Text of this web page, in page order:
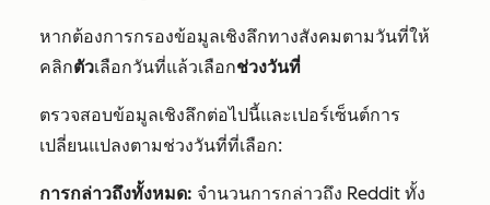
หากต้องการกรองข้อมูลเชิงลึกทางสังคมตามวันที่ให้
คลิกตัวเลือกวันที่แล้วเลือกช่วงวันที่
ตรวจสอบข้อมูลเชิงลึกต่อไปนี้และเปอร์เซ็นต์การ
เปลี่ยนแปลงตามช่วงวันที่ที่เลือก:
การกล่าวถึงทั้งหมด: จำนวนการกล่าวถึง Reddit ทั้ง